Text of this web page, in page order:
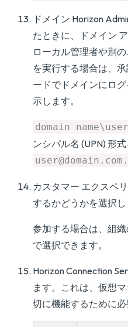
ドメイン Horizon
たときに、ドメイン
ローカル管理者や別
を実行する場合は、
ードでドメインにロ
示します。
domain
ンシパル名 (UPN) 形
user@domain.com.
カスタマー エクスペ
するかどうかを選択し
参加する場合は、組
で選択できます。
Horizon Connection
ます。これは、仮想
切に機能するために必